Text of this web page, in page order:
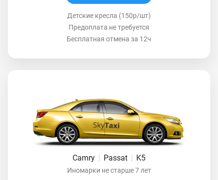
Детские кресла (150р/шт)
Предоплата не требуется
Бесплатная отмена за 12ч
Camry Passat K5
Иномарки не старше 7 лет